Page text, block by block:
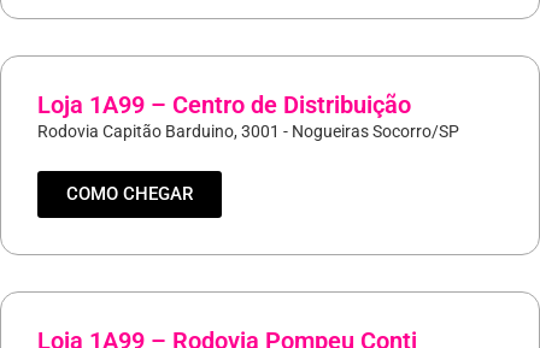
Loja 1A99 – Centro de Distribuição
Rodovia Capitão Barduino, 3001 - Nogueiras Socorro/SP
COMO CHEGAR
Loja 1A99 – Rodovia Pompeu Conti